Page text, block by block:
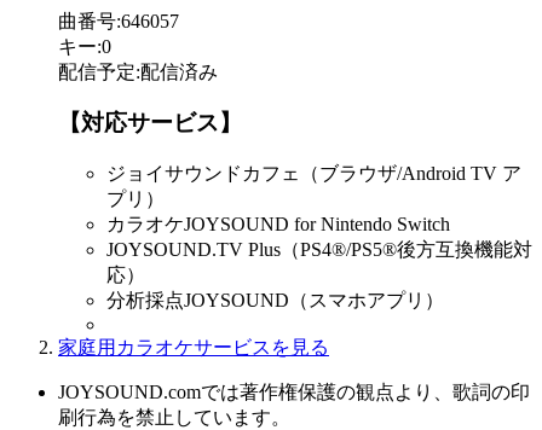
曲番号:646057
キー:0
配信予定:配信済み
【対応サービス】
ジョイサウンドカフェ（ブラウザ/Android TV ア
プリ）
カラオケJOYSOUND for Nintendo Switch
JOYSOUND.TV Plus（PS4®/PS5®後方互換機能対
応）
分析採点JOYSOUND（スマホアプリ）
家庭用カラオケサービスを見る
JOYSOUND.comでは著作権保護の観点より、歌詞の印
刷行為を禁止しています。